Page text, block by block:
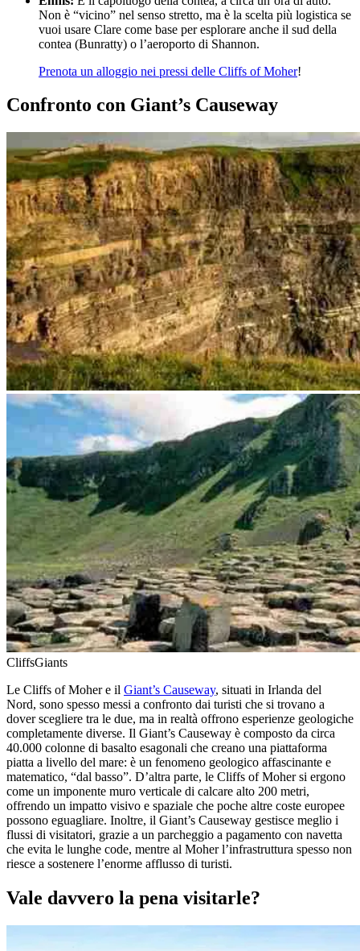
Non è “vicino” nel senso stretto, ma è la scelta più logistica se
vuoi usare Clare come base per esplorare anche il sud della
contea (Bunratty) o l’aeroporto di Shannon.
Prenota un alloggio nei pressi delle Cliffs of Moher!
Confronto con Giant’s Causeway
CliffsGiants
Le Cliffs of Moher e il Giant’s Causeway, situati in Irlanda del
Nord, sono spesso messi a confronto dai turisti che si trovano a
dover scegliere tra le due, ma in realtà offrono esperienze geologiche
completamente diverse. Il Giant’s Causeway è composto da circa
40.000 colonne di basalto esagonali che creano una piattaforma
piatta a livello del mare: è un fenomeno geologico affascinante e
matematico, “dal basso”. D’altra parte, le Cliffs of Moher si ergono
come un imponente muro verticale di calcare alto 200 metri,
offrendo un impatto visivo e spaziale che poche altre coste europee
possono eguagliare. Inoltre, il Giant’s Causeway gestisce meglio i
flussi di visitatori, grazie a un parcheggio a pagamento con navetta
che evita le lunghe code, mentre al Moher l’infrastruttura spesso non
riesce a sostenere l’enorme afflusso di turisti.
Vale davvero la pena visitarle?